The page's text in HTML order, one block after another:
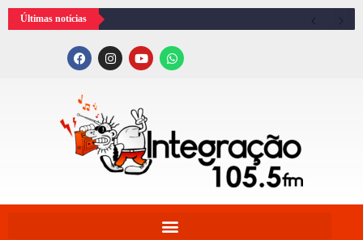
Últimas notícias